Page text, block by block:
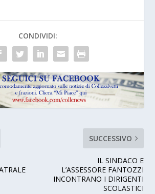
CONDIVIDI:
SUCCESSIVO
IL SINDACO E
L’ASSESSORE FANTOZZI
INCONTRANO I DIRIGENTI
SCOLASTICI